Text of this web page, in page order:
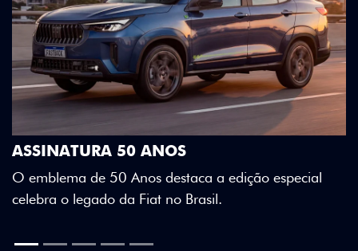
DESIGN QUE SE DESTACA
Teto bicolor, adesivos estilizados e detalhes
Green criam uma identidade visual única.